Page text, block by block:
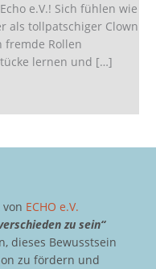
e.V.! Sich fühlen wie
als tollpatschiger Clown
fremde Rollen
lernen und […]
ECHO e.V.
zu sein“
dieses Bewusstsein
zu fördern und